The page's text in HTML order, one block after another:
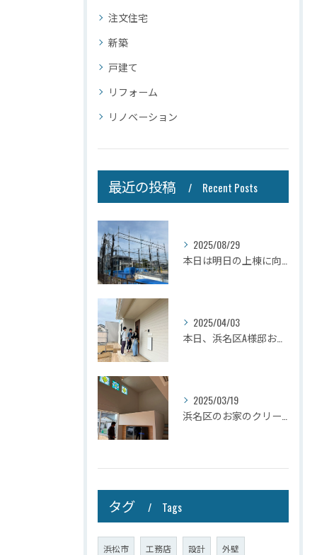
注文住宅
新築
戸建て
リフォーム
リノベーション
最近の投稿 Recent Posts
2025/08/29
2025/04/03
2025/03/19
タグ Tags
浜松市 工務店 設計 外壁